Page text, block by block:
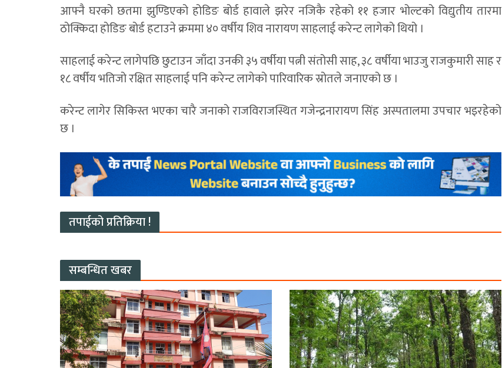
आफ्नै घरको छतमा झुण्डिएको होडिङ बोर्ड हावाले झरेर नजिकै रहेको ११ हजार भोल्टको विद्युतीय तारमा
ठोक्किदा होडिङ बोर्ड हटाउने क्रममा ४० वर्षीय शिव नारायण साहलाई करेन्ट लागेको थियो ।
साहलाई करेन्ट लागेपछि छुटाउन जाँदा उनकी ३५ वर्षीया पत्नी संतोसी साह, ३८ वर्षीया भाउजु राजकुमारी साह र
१८ वर्षीय भतिजो रक्षित साहलाई पनि करेन्ट लागेको पारिवारिक स्रोतले जनाएको छ ।
करेन्ट लागेर सिकिस्त भएका चारै जनाको राजविराजस्थित गजेन्द्रनारायण सिंह अस्पतालमा उपचार भइरहेको
छ ।
तपाईको प्रतिक्रिया !
सम्बन्धित खबर